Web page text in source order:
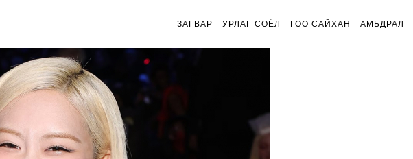
ЗАГВАР УРЛАГ СОЁЛ ГОО САЙХАН АМЬДРАЛ